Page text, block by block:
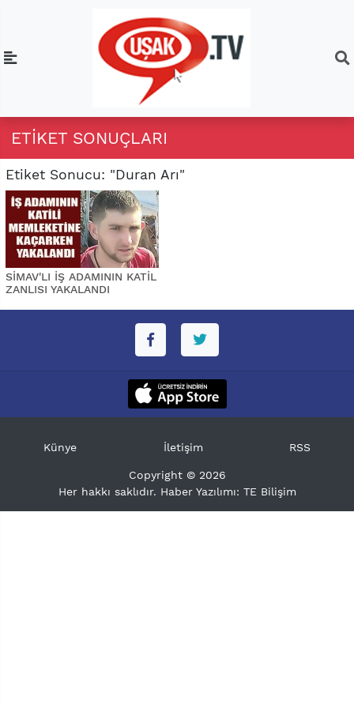
ETIKET SONUÇLARI
Etiket Sonucu: "Duran Arı"
SİMAV'LI İŞ ADAMININ KATİL
ZANLISI YAKALANDI
Künye İletişim RSS
Copyright © 2026
Her hakkı saklıdır. Haber Yazılımı: TE Bilişim